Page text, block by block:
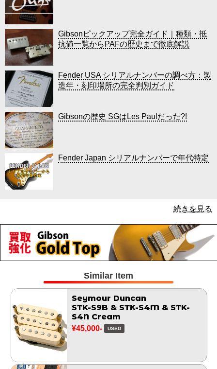
Gibsonピックアップ完全ガイド｜種類・抵
抗値一覧からPAFの歴史まで徹底解説
Fender USA シリアルナンバーの調べ方：製
造年・刻印場所の完全判別ガイド
Gibsonの歴史 SGはLes Paulだった?!
Fender Japan シリアルナンバーで年代特定
続きを見る
Similar Item
Seymour Duncan
STK-S9B & STK-S4M & STK-
S4N Cream
¥45,000- USED